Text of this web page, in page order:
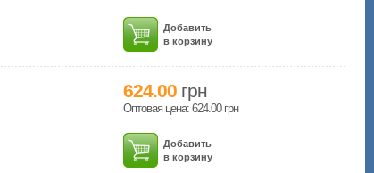
Добавить
в корзину
624.00 грн
Оптовая цена: 624.00 грн
Добавить
в корзину